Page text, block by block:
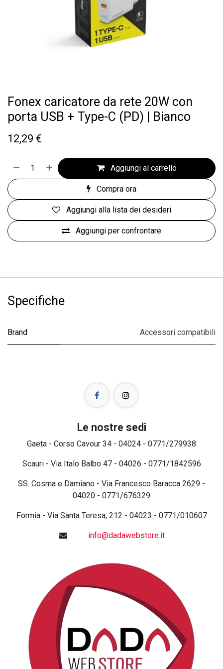
Fonex caricatore da rete 20W con
porta USB + Type-C (PD) | Bianco
12,29 €
Aggiungi al carrello
Compra ora
Aggiungi per confrontare
Aggiungi alla lista dei desideri
Specifiche
Brand Accessori compatibili
Le nostre sedi
Gaeta - Corso Cavour 34 - 04024 - 0771/279938
Scauri - Via Italo Balbo 47 - 04026 - 0771/1842596
SS. Cosma e Damiano - Via Francesco Baracca 2629 -
04020 - 0771/676329
Formia - Via Santa Teresa, 212 - 04023 - 0771/010607
info@dadawebstore.it